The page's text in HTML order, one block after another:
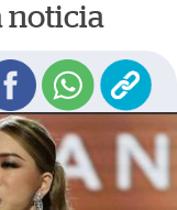
noticia